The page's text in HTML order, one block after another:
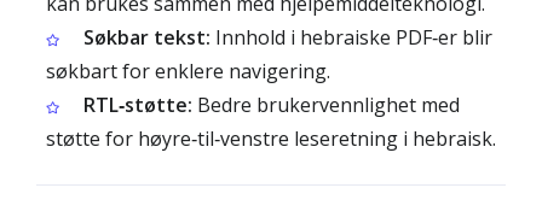
Søkbar tekst: Innhold i hebraiske PDF‑er blir
søkbart for enklere navigering.
RTL‑støtte: Bedre brukervennlighet med
støtte for høyre‑til‑venstre leseretning i hebraisk.